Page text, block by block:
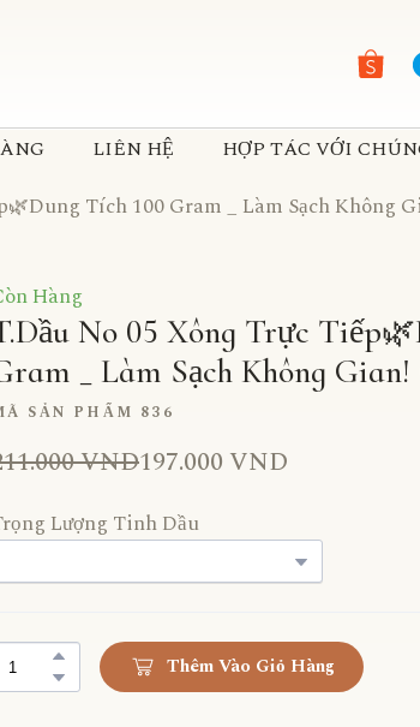
LIÊN HỆ HỢP TÁC VỚI
Tích 100 Gram _ Làm Sạch Không
Hàng
No 05 Xông Trực
_ Làm Sạch Không Gian!
SẢN PHẨM 836
VND197.000 VND
Lượng Tinh Dầu
Thêm Vào Giỏ Hàng